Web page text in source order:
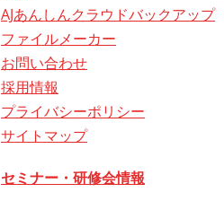
AJあんしんクラウドバックアップ
ファイルメーカー
お問い合わせ
採用情報
プライバシーポリシー
サイトマップ
セミナー・研修会情報